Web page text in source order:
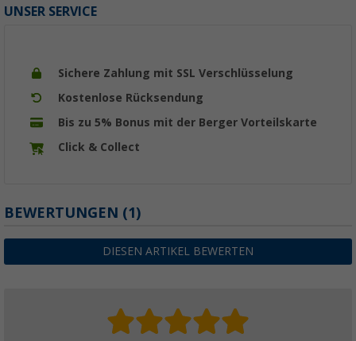
UNSER SERVICE
Sichere Zahlung mit SSL Verschlüsselung
Kostenlose Rücksendung
Bis zu 5% Bonus mit der Berger Vorteilskarte
Click & Collect
BEWERTUNGEN (1)
DIESEN ARTIKEL BEWERTEN